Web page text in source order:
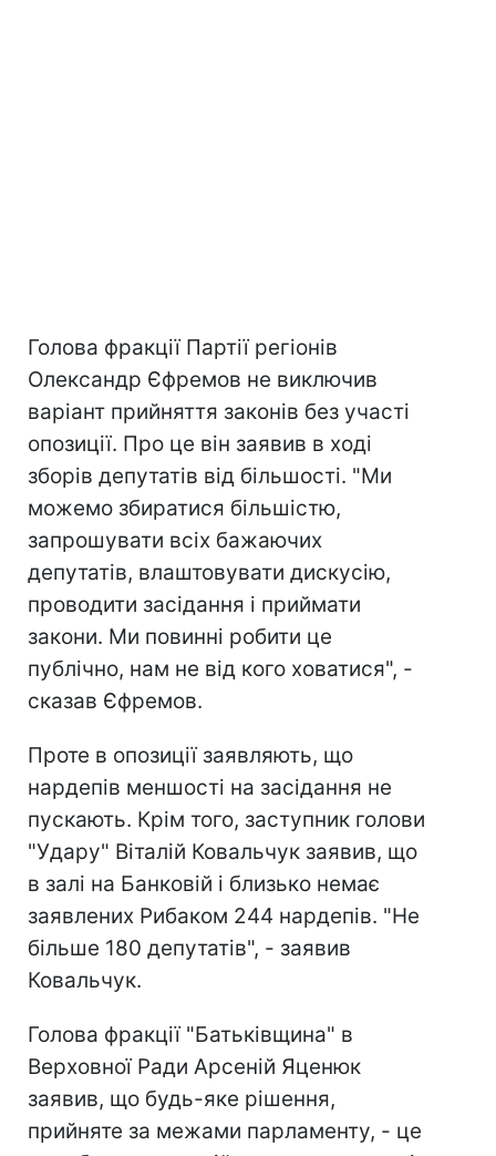
Голова фракції Партії регіонів
Олександр Єфремов не виключив
варіант прийняття законів без участі
опозиції. Про це він заявив в ході
зборів депутатів від більшості. "Ми
можемо збиратися більшістю,
запрошувати всіх бажаючих
депутатів, влаштовувати дискусію,
проводити засідання і приймати
закони. Ми повинні робити це
публічно, нам не від кого ховатися", -
сказав Єфремов.
Проте в опозиції заявляють, що
нардепів меншості на засідання не
пускають. Крім того, заступник голови
"Удару" Віталій Ковальчук заявив, що
в залі на Банковій і близько немає
заявлених Рибаком 244 нардепів. "Не
більше 180 депутатів", - заявив
Ковальчук.
Голова фракції "Батьківщина" в
Верховної Ради Арсеній Яценюк
заявив, що будь-яке рішення,
прийняте за межами парламенту, - це